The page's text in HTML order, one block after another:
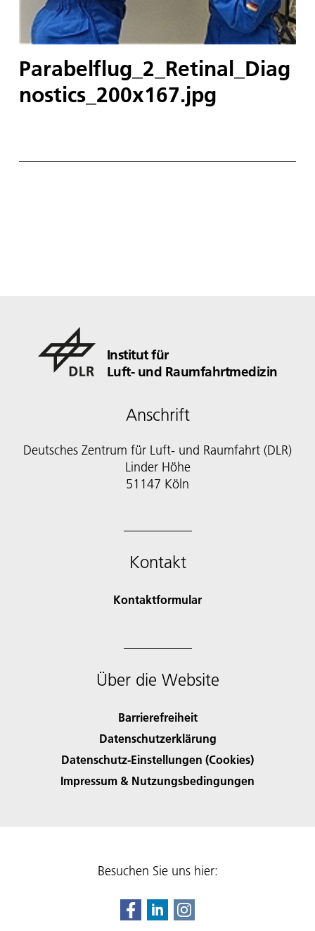
Parabelflug_2_Retinal_Diag
nostics_200x167.jpg
Institut für
Luft- und Raumfahrtmedizin
Anschrift
Deutsches Zentrum für Luft- und Raumfahrt (DLR)
Linder Höhe
51147 Köln
Kontakt
Kontaktformular
Über die Website
Barrierefreiheit
Datenschutzerklärung
Datenschutz-Einstellungen (Cookies)
Impressum & Nutzungsbedingungen
Besuchen Sie uns hier: